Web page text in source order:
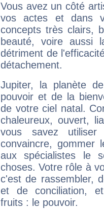
Vous avez un côté
vos actes et dans
concepts très clairs,
beauté, voire aussi
détriment de
détachement.
Jupiter, la planète
pouvoir et de la
de votre ciel natal.
chaleureux, ouvert,
vous savez
convaincre, gommer
aux spécialistes le
choses. Votre rôle à
c'est de rassembler,
et de conciliation,
fruits : le pouvoir.